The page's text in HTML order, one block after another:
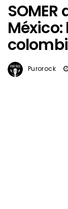
Purorock